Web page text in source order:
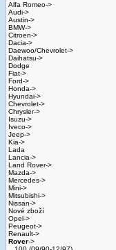
Alfa Romeo->
Audi->
Austin->
BMW->
Citroen->
Dacia->
Daewoo/Chevrolet->
Daihatsu->
Dodge
Fiat->
Ford->
Honda->
Hyundai->
Chevrolet->
Chrysler->
Isuzu->
Iveco->
Jeep->
Kia->
Lada
Lancia->
Land Rover->
Mazda->
Mercedes->
Mini->
Mitsubishi->
Nissan->
Nové zboží
Opel->
Peugeot->
Renault->
Rover->